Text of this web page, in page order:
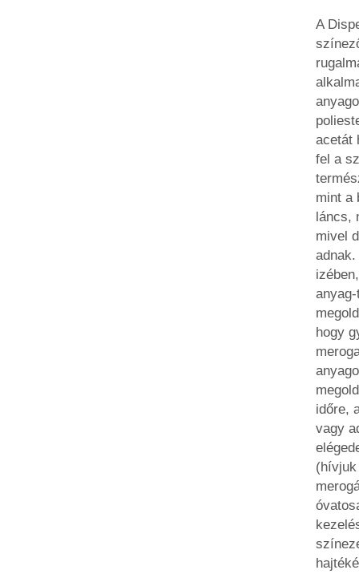
A
acetát
fel a
mint a
láncs,
mivel
hogy
időre,
vagy